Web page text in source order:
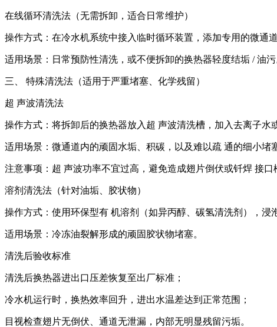
在线循环清洗法（无需拆卸，适合日常维护）
操作方式：在冷水机系统中接入临时循环装置，添加专用的微通
适用场景：日常预防性清洗，或不便拆卸的换热器轻度结垢 / 油污
三、 特殊清洗法（适用于严重堵塞、化学残留）
超 声波清洗法
操作方式：将拆卸后的换热器放入超 声波清洗槽，加入去离子水
适用场景：微通道内的顽固水垢、积碳，以及难以疏 通的细小堵
注意事项：超 声波功率不宜过高，避免造成翅片倒伏或钎焊 接口
溶剂清洗法（针对油垢、胶状物）
操作方式：使用环保型有 机溶剂（如异丙醇、碳氢清洗剂），
适用场景：冷冻油裂解形成的顽固胶状物堵塞。
清洗后验收标准
清洗后换热器进出口压差恢复至出厂标准；
冷水机运行时，换热效率回升，进出水温差达到正常范围；
目视检查翅片无倒伏、通道无泄漏，内部无明显残留污垢。